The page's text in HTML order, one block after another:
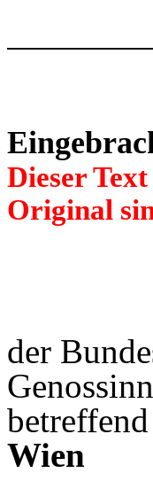
Dieser
Original
der
betreffend
Wien